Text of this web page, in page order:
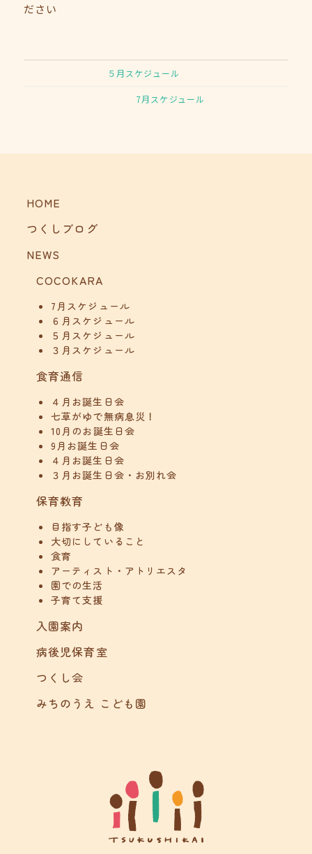
ださい
５月スケジュール
7月スケジュール
HOME
つくしブログ
NEWS
COCOKARA
7月スケジュール
６月スケジュール
５月スケジュール
３月スケジュール
食育通信
４月お誕生日会
七草がゆで無病息災！
10月のお誕生日会
9月お誕生日会
４月お誕生日会
３月お誕生日会・お別れ会
保育教育
目指す子ども像
大切にしていること
食育
アーティスト・アトリエスタ
園での生活
子育て支援
入園案内
病後児保育室
つくし会
みちのうえ こども園